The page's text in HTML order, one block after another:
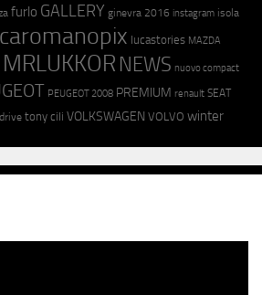
furlo GALLERY ginevra 2016 instagram isola
lucastories MAZDA
MRLUKKOR NEWS nuovo compact
PEUGEOT 2008 PREMIUM renault SEAT
tony cili VOLKSWAGEN VOLVO winter